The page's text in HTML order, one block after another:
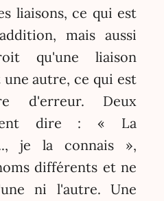
liaisons, ce qui est
mais aussi
qu'une liaison
autre, ce qui est
d'erreur. Deux
dire : « La
je la connais »,
différents et ne
ni l'autre. Une